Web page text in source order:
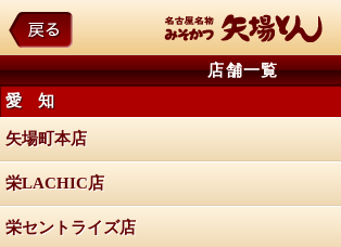
店舗一覧
愛 知
矢場町本店
栄LACHIC店
栄セントライズ店